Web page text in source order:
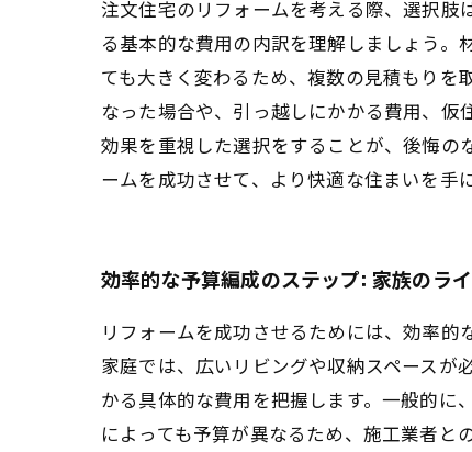
注文住宅のリフォームを考える際、選択肢
る基本的な費用の内訳を理解しましょう
ても大きく変わるため、複数の見積もりを
なった場合や、引っ越しにかかる費用、
効果を重視した選択をすることが、後悔の
ームを成功させて、より快適な住まいを手
効率的な予算編成のステップ: 家族のラ
リフォームを成功させるためには、効率
家庭では、広いリビングや収納スペースが
かる具体的な費用を把握します。一般的に
によっても予算が異なるため、施工業者